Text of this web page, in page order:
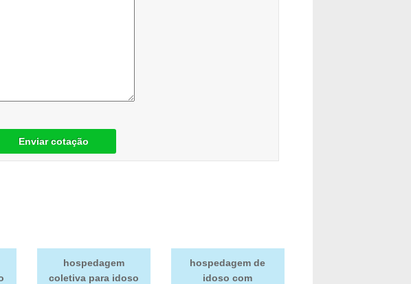
Enviar cotação
hospedagem
coletiva para idoso
hospedagem de
idoso com